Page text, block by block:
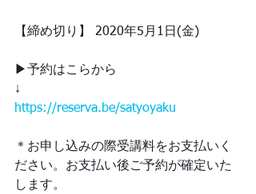
【締め切り】 2020年5月1日(金)
▶予約はこらから
↓
https://reserva.be/satyoyaku
＊お申し込みの際受講料をお支払いく
ださい。お支払い後ご予約が確定いた
します。